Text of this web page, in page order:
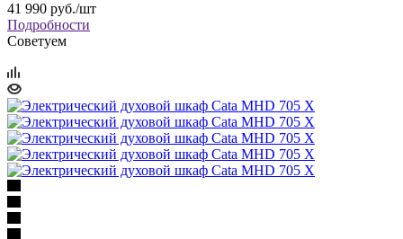
41 990 руб./шт
Подробности
Советуем